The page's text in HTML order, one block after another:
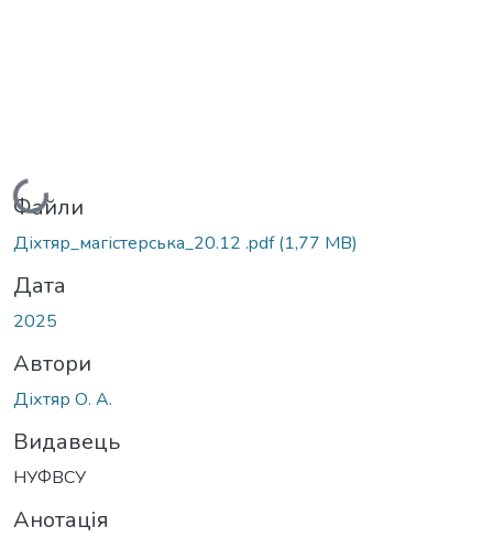
Вантажиться...
Файли
Діхтяр_магістерська_20.12 .pdf(1,77 MB)
Дата
2025
Автори
Діхтяр О. А.
Видавець
НУФВСУ
Анотація